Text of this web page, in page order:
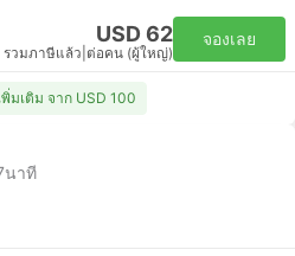
USD 62
รวมภาษีแล้ว ต่อคน (ผู้ใหญ่)
จองเลย
พิ่มเติม จาก USD 100
นาที